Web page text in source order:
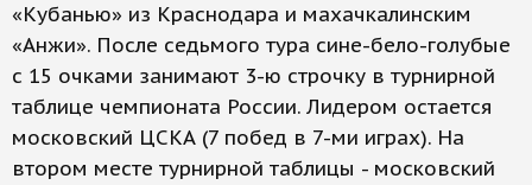
«Кубанью» из Краснодара и махачкалинским
«Анжи». После седьмого тура сине-бело-голубые
с 15 очками занимают 3-ю строчку в турнирной
таблице чемпионата России. Лидером остается
московский ЦСКА (7 побед в 7-ми играх). На
втором месте турнирной таблицы - московский